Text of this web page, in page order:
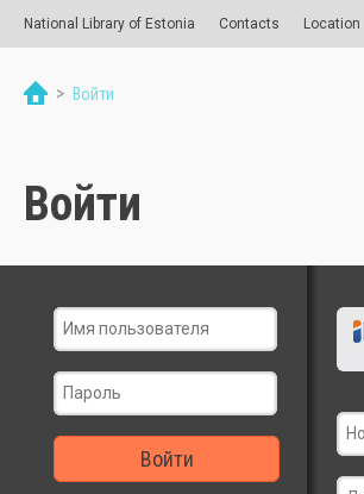
National Library of Estonia Contacts Location
> Войти
Войти
Войти